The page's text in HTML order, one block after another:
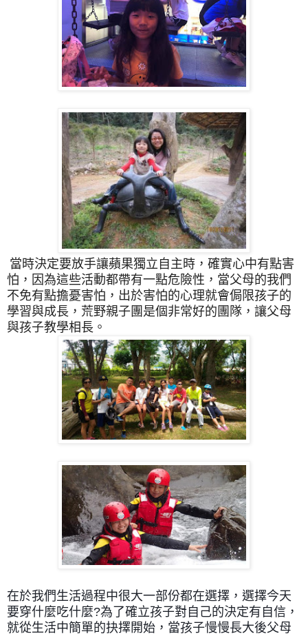
當時決定要放手讓蘋果獨立自主時，確實心中有點害
怕，因為這些活動都帶有一點危險性，當父母的我們
不免有點擔憂害怕，出於害怕的心理就會侷限孩子的
學習與成長，荒野親子團是個非常好的團隊，讓父母
與孩子教學相長。
在於我們生活過程中很大一部份都在選擇，選擇今天
要穿什麼吃什麼?為了確立孩子對自己的決定有自信，
就從生活中簡單的抉擇開始，當孩子慢慢長大後父母